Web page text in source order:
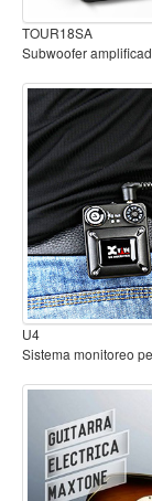
Trompeta
Tuba
Otros
Cañuelas
Mantenimiento
Fajas y soportes
Fundas y
Boquillas y
Accesorios
Percusión
Percusión Latina
Tambores
Redoblantes
Audífonos
B2